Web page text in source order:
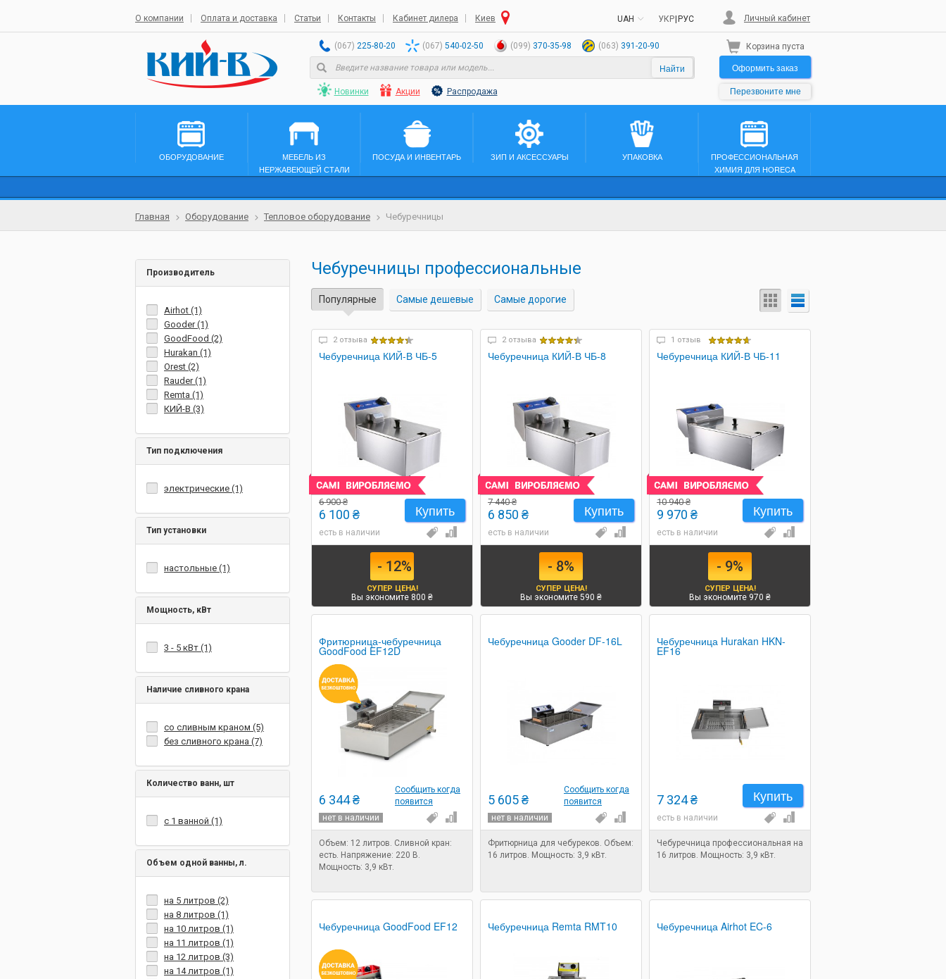
О компании Оплата и доставка Статьи Контакты Кабинет дилера Киев UAH РУС
УКР Личный кабинет
(067) 225-80-20 (067) 540-02-50 (099) 370-35-98 (063) 391-20-90
Найти
Новинки Акции Распродажа
Корзина пуста
Оформить заказ
Перезвоните мне
ОБОРУДОВАНИЕ
МЕБЕЛЬ ИЗ
НЕРЖАВЕЮЩЕЙ СТАЛИ
ПОСУДА И ИНВЕНТАРЬ ЗИП И АКСЕССУАРЫ УПАКОВКА
ПРОФЕССИОНАЛЬНАЯ
ХИМИЯ ДЛЯ HORECA
Главная Оборудование Тепловое оборудование Чебуречницы
Чебуречницы профессиональные
Популярные Самые дешевые Самые дорогие
2 отзыва
Чебуречница КИЙ-В ЧБ-5
Купить
6 900 ₴
6 100 ₴
есть в наличии
- 12%
СУПЕР ЦЕНА!
Вы экономите 800 ₴
2 отзыва
Чебуречница КИЙ-В ЧБ-8
Купить
7 440 ₴
6 850 ₴
есть в наличии
- 8%
СУПЕР ЦЕНА!
Вы экономите 590 ₴
1 отзыв
Чебуречница КИЙ-В ЧБ-11
Купить
10 940 ₴
9 970 ₴
есть в наличии
- 9%
СУПЕР ЦЕНА!
Вы экономите 970 ₴
Фритюрница-чебуречница
GoodFood EF12D
Сообщить когда
появится
6 344 ₴
нет в наличии
Объем: 12 литров. Сливной кран:
есть. Напряжение: 220 В.
Мощность: 3,9 кВт.
Чебуречница Gooder DF-16L
Сообщить когда
появится
5 605 ₴
нет в наличии
Фритюрница для чебуреков. Объем:
16 литров. Мощность: 3,9 кВт.
Чебуречница Hurakan HKN-
EF16
Купить
7 324 ₴
есть в наличии
Чебуречница профессиональная на
16 литров. Мощность: 3,9 кВт.
Чебуречница GoodFood EF12 Чебуречница Remta RMT10 Чебуречница Airhot EC-6
Производитель
Airhot (1)
Gooder (1)
GoodFood (2)
Hurakan (1)
Orest (2)
Rauder (1)
Remta (1)
КИЙ-В (3)
Тип подключения
электрические (1)
Тип установки
настольные (1)
Мощность, кВт
3 - 5 кВт (1)
Наличие сливного крана
со сливным краном (5)
без сливного крана (7)
Количество ванн, шт
с 1 ванной (1)
Объем одной ванны, л.
на 5 литров (2)
на 8 литров (1)
на 10 литров (1)
на 11 литров (1)
на 12 литров (3)
на 14 литров (1)